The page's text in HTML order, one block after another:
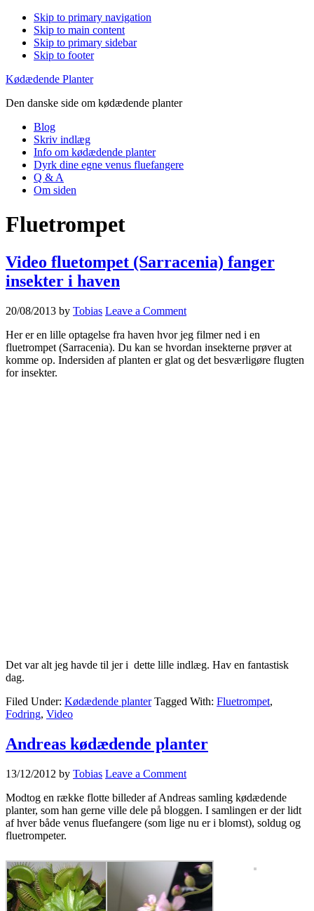
Skip to primary navigation
Skip to main content
Skip to primary sidebar
Skip to footer
Kødædende Planter
Den danske side om kødædende planter
Blog
Skriv indlæg
Info om kødædende planter
Dyrk dine egne venus fluefangere
Q & A
Om siden
Fluetrompet
Video fluetompet (Sarracenia) fanger
insekter i haven
20/08/2013 by Tobias Leave a Comment
Her er en lille optagelse fra haven hvor jeg filmer ned i en
fluetrompet (Sarracenia). Du kan se hvordan insekterne prøver at
komme op. Indersiden af planten er glat og det besværligøre flugten
for insekter.
Det var alt jeg havde til jer i dette lille indlæg. Hav en fantastisk
dag.
Filed Under: Kødædende planter Tagged With: Fluetrompet,
Fodring, Video
Andreas kødædende planter
13/12/2012 by Tobias Leave a Comment
Modtog en række flotte billeder af Andreas samling kødædende
planter, som han gerne ville dele på bloggen. I samlingen er der lidt
af hver både venus fluefangere (som lige nu er i blomst), soldug og
fluetrompeter.